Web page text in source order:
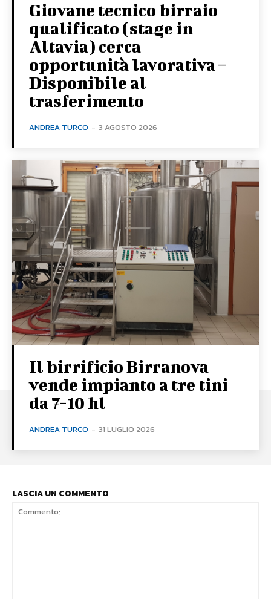
Giovane tecnico birraio
qualificato (stage in
Altavia) cerca
opportunità lavorativa –
Disponibile al
trasferimento
ANDREA TURCO - 3 AGOSTO 2026
Il birrificio Birranova
vende impianto a tre tini
da 7-10 hl
ANDREA TURCO - 31 LUGLIO 2026
LASCIA UN COMMENTO